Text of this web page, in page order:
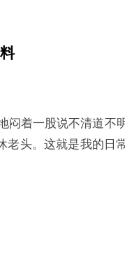
着一股说不清道不明
老头。这就是我的